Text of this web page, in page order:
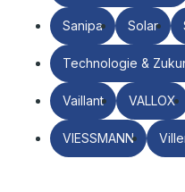
Sanipa Solar
Technologie &
Vaillant VALLOX
VIESSMANN